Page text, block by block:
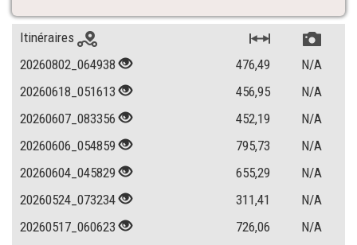
Itinéraires
20260802_064938
476,49
N/A
20260618_051613
456,95
N/A
20260607_083356
452,19
N/A
20260606_054859
795,73
N/A
20260604_045829
655,29
N/A
20260524_073234
311,41
N/A
20260517_060623
726,06
N/A